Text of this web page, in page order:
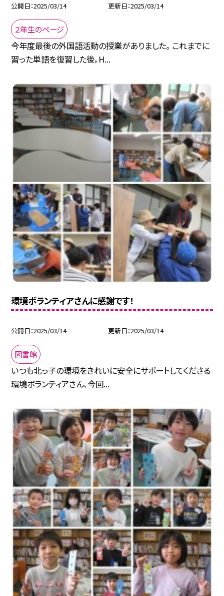
公開日 2025/03/14 更新日 2025/03/14
２年生のページ
今年度最後の外国語活動の授業がありました。 これまでに
習った単語を復習した後，H...
環境ボランティアさんに感謝です！
公開日 2025/03/14 更新日 2025/03/14
図書館
いつも北っ子の環境をきれいに安全にサポートしてくださる
環境ボランティアさん、今回...